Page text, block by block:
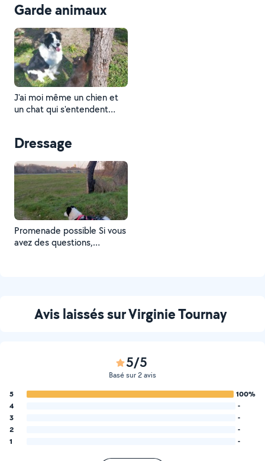
Garde animaux
J'ai moi même un chien et
un chat qui s'entendent
domicile.
Dressage
Promenade possible Si vous
avez des questions,
Avis laissés sur Virginie Tournay
5/5
Basé sur 2 avis
5
100%
4
-
3
-
2
-
1
-